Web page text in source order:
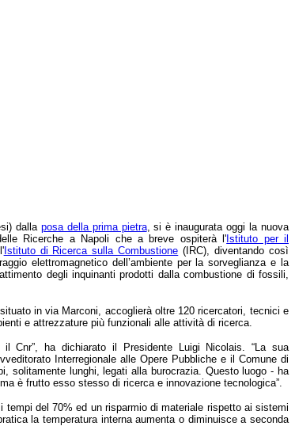
dalla posa della prima pietra, si è inaugurata oggi la nuova
Ricerche a Napoli che a breve ospiterà l' Istituto per il
Istituto di Ricerca sulla Combustione (IRC), diventando così
elettromagnetico dell’ambiente per la sorveglianza e la
degli inquinanti prodotti dalla combustione di fossili,
in via Marconi, accoglierà oltre 120 ricercatori, tecnici e
e attrezzature più funzionali alle attività di ricerca.
Cnr”, ha dichiarato il Presidente Luigi Nicolais. “La sua
Interregionale alle Opere Pubbliche e il Comune di
solitamente lunghi, legati alla burocrazia. Questo luogo - ha
è frutto esso stesso di ricerca e innovazione tecnologica”.
del 70% ed un risparmio di materiale rispetto ai sistemi
la temperatura interna aumenta o diminuisce a seconda